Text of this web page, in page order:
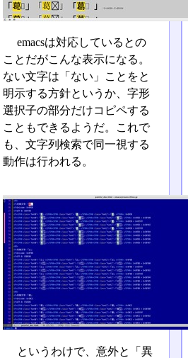
emacsは対応しているとの
ことだがこんな表示になる。
ない文字は「ない」ことをと
明示する方針というか、字形
選択子の部分だけコピペする
こともできるようだ。これで
も、文字列検索で同一視する
動作は行われる。
というわけで、意外と「異